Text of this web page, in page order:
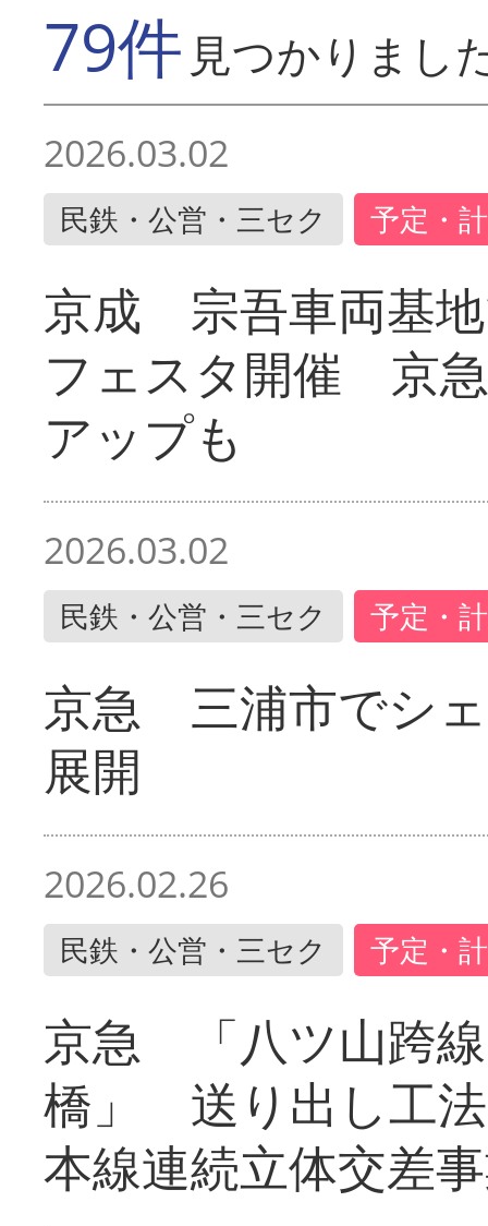
79件 見つかりまし
2026.03.02
民鉄・公営・三セク 予定・
京成 宗吾車両基
フェスタ開催 京
アップも
2026.03.02
民鉄・公営・三セク 予定・
京急 三浦市でシ
展開
2026.02.26
民鉄・公営・三セク 予定・
京急 「八ツ山跨
橋」 送り出し工
本線連続立体交差